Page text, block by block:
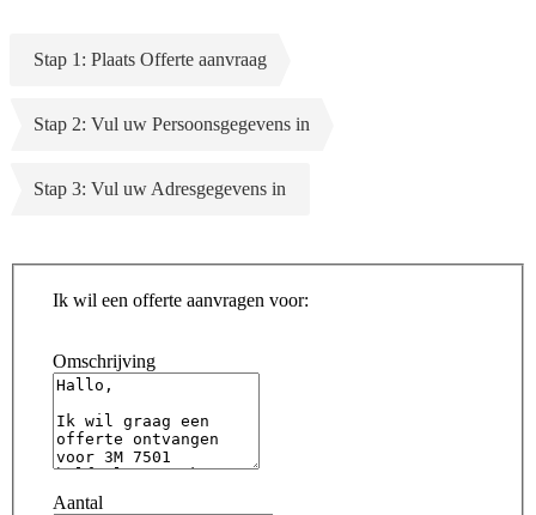
Stap 1: Plaats Offerte aanvraag
Stap 2: Vul uw Persoonsgegevens in
Stap 3: Vul uw Adresgegevens in
Ik wil een offerte aanvragen voor:
Omschrijving
Aantal